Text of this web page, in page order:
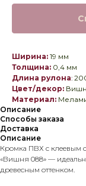
Ширина: 19 мм
Толщина: 0,4 мм
Длина рулона:
Цвет/декор:
Материал:
Описание
Способы заказа
Доставка
Описание
Кромка ПВХ с клеевым
«Вишня 088» —
древесным оттенком.